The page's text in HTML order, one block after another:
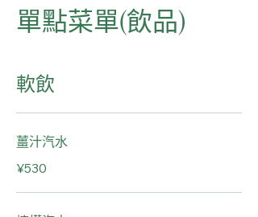
單點菜單(飲品)
軟飲
薑汁汽水
¥530